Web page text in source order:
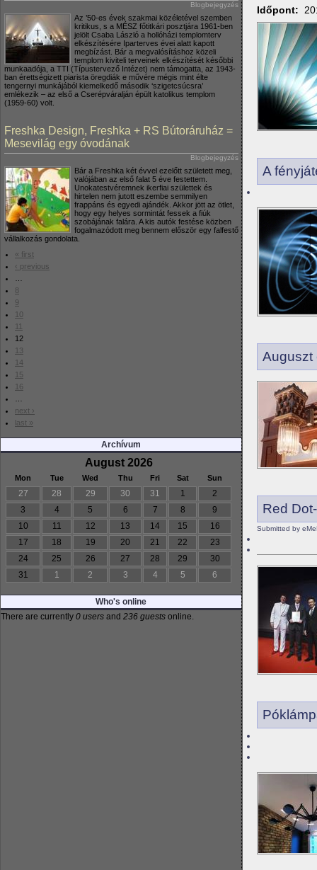
Blogbejegyzés
Az ’50-es évek szakmai közéletével szemben
kritikus, s a MÉSZ főtitkári posztjára 1961-ben
jelölt Csaba László a hollóházi templomterv
elkészítésére Iparterves évei alatt kapott
megbízást. Bár a megvalósításhoz közeli
templom kiviteli terveinek elkészítését későbbi
munkaadója, a TTI (Típustervező Intézet) nem támogatta, az 1943-
ban érettségizett piarista öregdiák e művére mégis mint élte
tengernyi munkájából kiemelkedő második ‘szigetcsúcsra’
emlékezik – az első a Cserépváralján épült katolikus templom
(1959-60) volt.
Freshka Design, Freshka + RS Bútoráruház =
Mesevilág egy óvodának
Blogbejegyzés
Bár a Freshka két évvel ezelőtt született meg,
valójában az első falat 5 éve festettem.
Unokatestvéremnek ikerfiai születtek és
hirtelen nem jutott eszembe semmilyen
frappáns és egyedi ajándék. Akkor jött az ötlet,
hogy egy helyes sormintát fessek a fiúk
szobájának falára. A kis autók festése közben
fogalmazódott meg bennem először egy falfestő
vállalkozás gondolata.
« first
‹ previous
8
9
10
12
13
14
15
16
next ›
last »
Archívum
August 2026
Mon Tue Wed Thu Fri Sat Sun
27 28 29 30 31 1
2
3
4 5 6 7 8
9
10
11 12 13 14 15
16
17
18 19 20 21 22
23
24
25 26 27 28 29
30
31
1 2 3 4 5 6
Who's online
There are currently 0 users and 236 guests online.
Időpont:
A
Auguszt
Red
Submitted by